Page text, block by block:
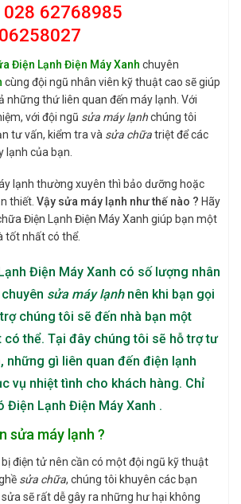
62768985
Điện Lạnh Điện Máy Xanh chuyên
cùng đội ngũ nhân viên kỹ thuật cao sẽ giúp
những thứ liên quan đến máy lạnh. Với
với đội ngũ sửa máy lạnhchúng tôi
tư vấn, kiểm tra và sửa chữatriệt để các
lạnh của bạn.
lạnh thường xuyên thì bảo dưỡng hoặc
thiết. Vậy sửa máy lạnh như thế nào ? Hãy
Điện Lạnh Điện Máy Xanh giúp bạn một
tốt nhất có thể.
Điện Máy Xanh có số lượng nhân
sửa máy lạnhnên khi bạn gọi
chúng tôi sẽ đến nhà bạn một
có thể. Tại đây chúng tôi sẽ hỗ trợ tư
những gì liên quan đến điện lạnh
vụ nhiệt tình cho khách hàng. Chỉ
Điện Lạnh Điện Máy Xanh .
sửa máy lạnh ?
điện tử nên cần có một đội ngũ kỹ thuật
sửa chữa, chúng tôi khuyên các bạn
sẽ rất dễ gây ra những hư hại không